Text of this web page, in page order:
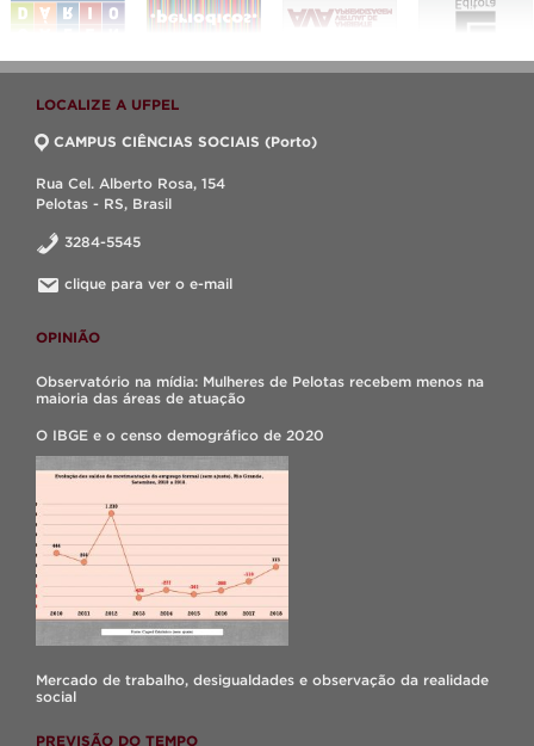
LOCALIZE A UFPEL
CAMPUS CIÊNCIAS SOCIAIS (Porto)
Rua Cel. Alberto Rosa, 154
Pelotas - RS, Brasil
3284-5545
clique para ver o e-mail
OPINIÃO
Observatório na mídia: Mulheres de Pelotas recebem menos na
maioria das áreas de atuação
O IBGE e o censo demográfico de 2020
Mercado de trabalho, desigualdades e observação da realidade
social
PREVISÃO DO TEMPO